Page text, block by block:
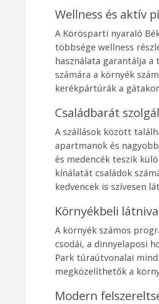
Wellness és aktív
A Körösparti nyaraló
többsége wellness
használata garantálja a
számára a környék
kerékpártúrák a
Családbarát
A szállások között
apartmanok és
és medencék teszik
kínálatát családok
kedvencek is szívesen
Környékbeli
A környék számos
csodái, a dinnyelaposi
Park túraútvonalai
megközelíthetők a
Modern